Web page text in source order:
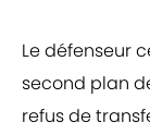
Le défenseur
second plan
refus de